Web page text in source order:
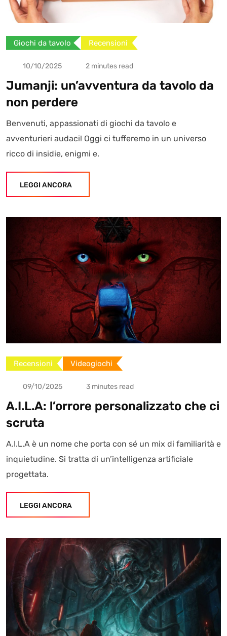
Giochi da tavolo Recensioni
10/10/2025 2 minutes read
Jumanji: un’avventura da tavolo da
non perdere
Benvenuti, appassionati di giochi da tavolo e
avventurieri audaci! Oggi ci tufferemo in un universo
ricco di insidie, enigmi e.
LEGGI ANCORA
Recensioni Videogiochi
09/10/2025 3 minutes read
A.I.L.A: l’orrore personalizzato che ci
scruta
A.I.L.A è un nome che porta con sé un mix di familiarità e
inquietudine. Si tratta di un’intelligenza artificiale
progettata.
LEGGI ANCORA